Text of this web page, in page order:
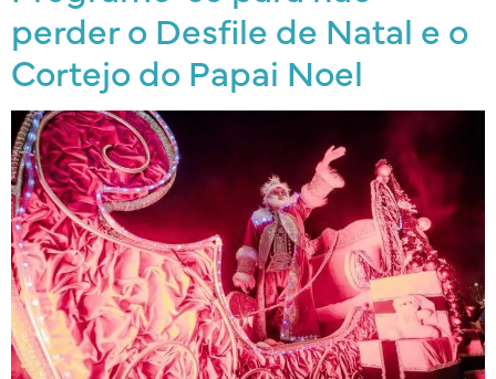
perder o Desfile de Natal e o
Cortejo do Papai Noel